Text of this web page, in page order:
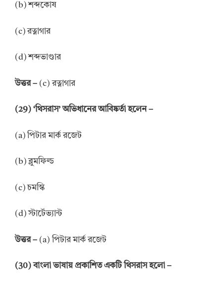
(b) শব্দকোষ
(c) রত্নাগার
(d) শব্দভাণ্ডার
উত্তর – (c) রত্নাগার
(29) ‘থিসরাস’ অভিধানের আবিষ্কর্তা হলেন –
(a) পিটার মার্ক রজেট
(b) ব্লুমফিল্ড
(c) চমস্কি
(d) স্টার্টেভ্যান্ট
উত্তর – (a) পিটার মার্ক রজেট
(30) বাংলা ভাষায় প্রকাশিত একটি থিসরাস হলো –